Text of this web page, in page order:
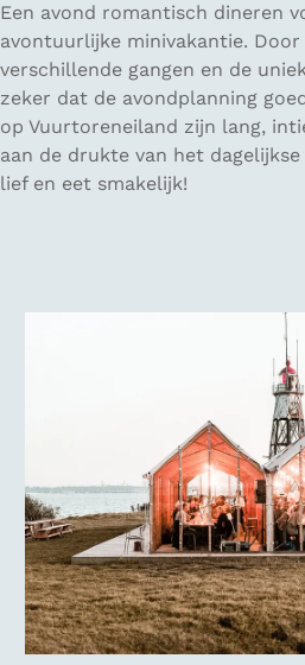
Een avond romantisch dineren
avontuurlijke minivakantie.
verschillende gangen en de
zeker dat de avondplanning
op Vuurtoreneiland zijn lang,
aan de drukte van het
lief en eet smakelijk!